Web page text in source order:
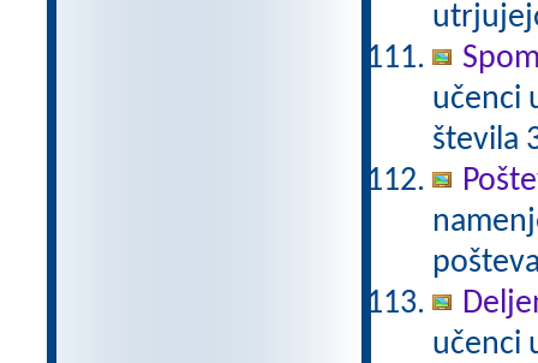
učenci
števila
učenci